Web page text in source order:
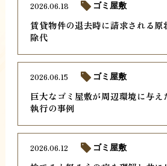
賃貸物件の退去時に請求される原
除代
2026.06.18 ゴミ屋敷
巨大なゴミ屋敷が周辺環境に与え
執行の事例
2026.06.15 ゴミ屋敷
2026.06.12 ゴミ屋敷